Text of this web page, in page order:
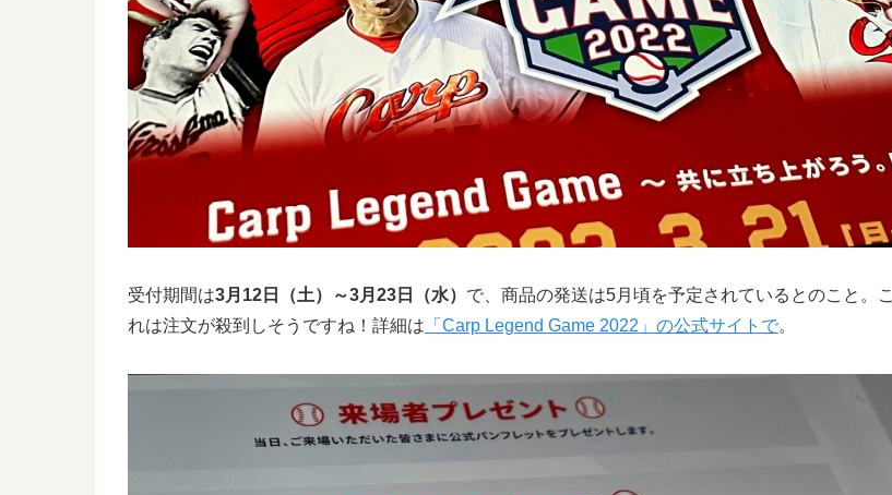
受付期間は3月12日（土）～3月23日（水） で、商品の発送は5月頃を予定されているとのこと。こ
れは注文が殺到しそうですね！詳細は 「Carp Legend Game 2022」の公式サイトで。